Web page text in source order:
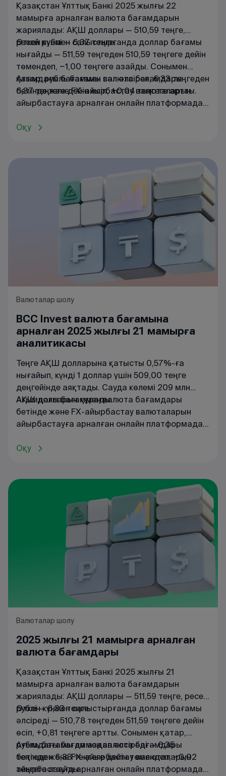
Қазақстан Ұлттық Банкі 2025 жылғы 22
мамырға арналған валюта бағамдарын
жариялады: АҚШ доллары — 510,59 теңге,
ресей рублі — 6,37 теңге.
Өткен күнмен салыстырғанда доллар бағамы
нығайды — 511,59 теңгеден 510,59 теңгеге дейін
төмендеп, −1,00 теңгеге азайды. Сонымен
қатар, рубль бағамы сәл әлсіреп, 6,33 теңгеден
6,37 теңгеге дейін өсіп, +0,04 теңгеге артты.
Ағымдағыбағаммен валюта бағамдары
бетіндежәнеFX-айырбастау валюталарын
айырбастауға арналған онлайн платформада
Оқу
Валюталар шолу
BCC Invest валюта бағамына
арналған 2025 жылғы 21 мамырға
аналитикасы
Теңге АҚШ долларына қатысты 0,57%-ға
нығайып, күнді 1 доллар үшін 509,00 теңге
деңгейінде аяқтады. Сауда көлемі 209 млн
АҚШ долларын құрады.
Ағымдағыбағамменвалюта бағамдары
бетіндежәне FX-айырбастау валюталарын
айырбастауға арналған онлайн платформада
Оқу
Валюталар шолу
2025 жылғы 21 мамырға арналған
валюта бағамдары
Қазақстан Ұлттық Банкі 2025 жылғы 21
мамырға арналған валюта бағамдарын
жариялады: АҚШ доллары — 511,59 теңге, ресей
рублі — 6,33 теңге.
Өткен күнмен салыстырғанда доллар бағамы
әлсіреді — 510,78 теңгеден 511,59 теңгеге дейін
өсіп, +0,81 теңгеге артты. Сонымен қатар,
рубль бағамы да аздап әлсіреді — 6,35
теңгеден 6,33 теңгеге дейін төмендеп, −0,02
теңгеге азайды.
Ағымдағыбағамменвалютабағамдары
бетіндежәнеFX-айырбастаувалюталарын
айырбастауғаарналған онлайн платформада